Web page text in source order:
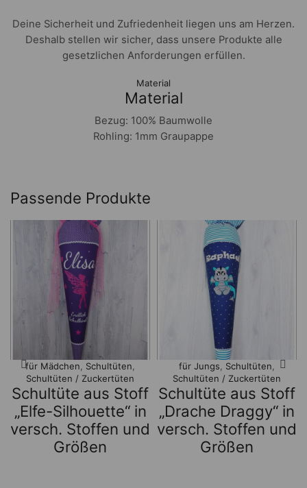
Deine Sicherheit und Zufriedenheit liegen uns am Herzen.
Deshalb stellen wir sicher, dass unsere Produkte alle
gesetzlichen Anforderungen erfüllen.
Material
Material
Bezug: 100% Baumwolle
Rohling: 1mm Graupappe
Passende Produkte
für Mädchen Schultüten
Schultüten / Zuckertüten
Schultüte aus Stoff
„Elfe-Silhouette“ in
versch. Stoffen und
Größen
für Jungs Schultüten
Schultüten / Zuckertüten
Schultüte aus Stoff
„Drache Draggy“ in
versch. Stoffen und
Größen